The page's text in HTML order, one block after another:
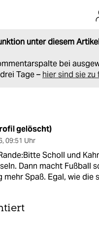
unter diesem
bei
Tage – hier sind sie zu
gelöscht)
, 09:51 Uhr
Scholl und
Dann macht Fußball
mehr Spaß. Egal, wie die